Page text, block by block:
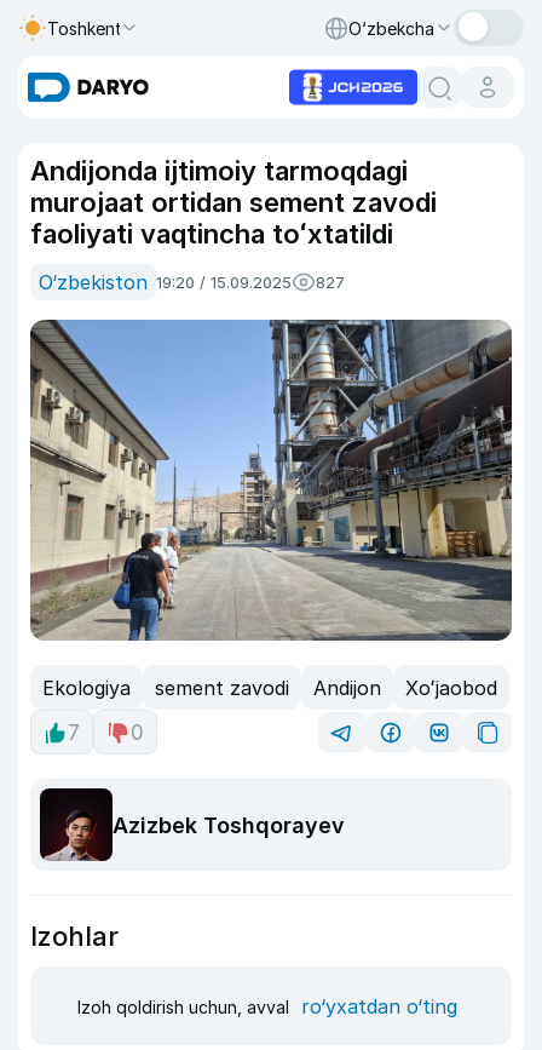
Toshkent O‘zbekcha
Andijonda ijtimoiy tarmoqdagi
murojaat ortidan sement zavodi
faoliyati vaqtincha toʻxtatildi
O‘zbekiston 19:20 / 15.09.2025 827
Ekologiya sement zavodi Andijon
Xoʻjaobod
7
0
Azizbek Toshqorayev
Izohlar
Izoh qoldirish uchun, avval ro‘yxatdan o‘ting